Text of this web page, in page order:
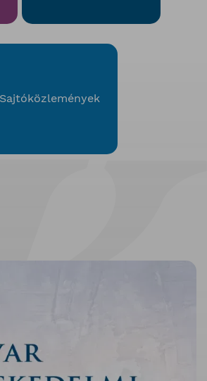
Sajtóközlemények